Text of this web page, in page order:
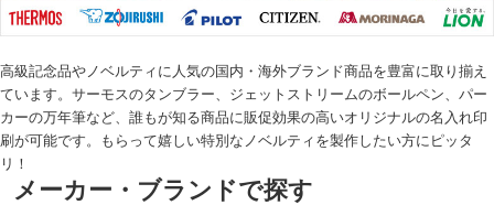
高級記念品やノベルティに人気の国内・海外ブランド商品を豊富に取り揃え
ています。サーモスのタンブラー、ジェットストリームのボールペン、パー
カーの万年筆など、誰もが知る商品に販促効果の高いオリジナルの名入れ印
刷が可能です。もらって嬉しい特別なノベルティを製作したい方にピッタ
リ！
メーカー・ブランドで探す